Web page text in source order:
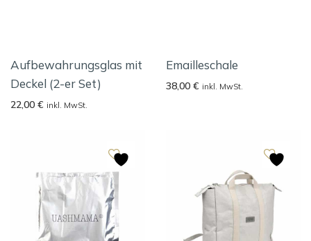
Aufbewahrungsglas mit
Deckel (2-er Set)
22,00 € inkl. MwSt.
Emailleschale
38,00 € inkl. MwSt.